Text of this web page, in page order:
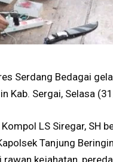
Serdang Bedagai
Kab. Sergai, Selasa
LS Siregar, SH
Tanjung
kejahatan,